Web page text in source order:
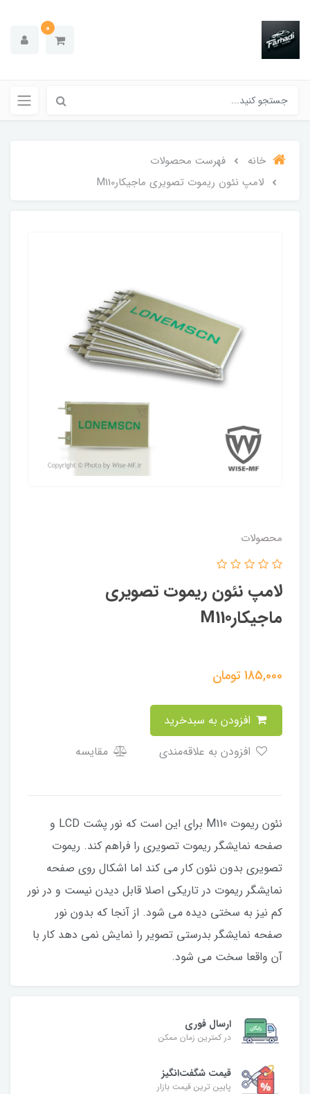
0
خانه
فهرست محصولات
لامپ نئون ریموت تصویری ماجیکارM110
محصولات
لامپ نئون ریموت تصویری
ماجیکارM110
185,000تومان
مقایسه
نئون ریموت M110 برای این است که نور پشت LCD و
صفحه نمایشگر ریموت تصویری را فراهم کند. ریموت
تصویری بدون نئون کار می کند اما اشکال روی صفحه
نمایشگر ریموت در تاریکی اصلا قابل دیدن نیست و در نور
کم نیز به سختی دیده می شود. از آنجا که بدون نور
صفحه نمایشگر بدرستی تصویر را نمایش نمی دهد کار با
آن واقعا سخت می شود.
ارسال فوری
در کمترین زمان ممکن
قیمت شگفت‌انگیز
پایین ترین قیمت بازار